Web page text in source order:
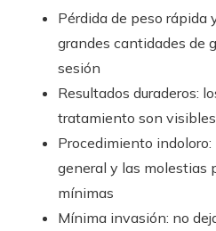
Pérdida de peso rápida
grandes cantidades de
sesión
Resultados duraderos:
tratamiento son
Procedimiento
general y las molestias
mínimas
Mínima invasión: no